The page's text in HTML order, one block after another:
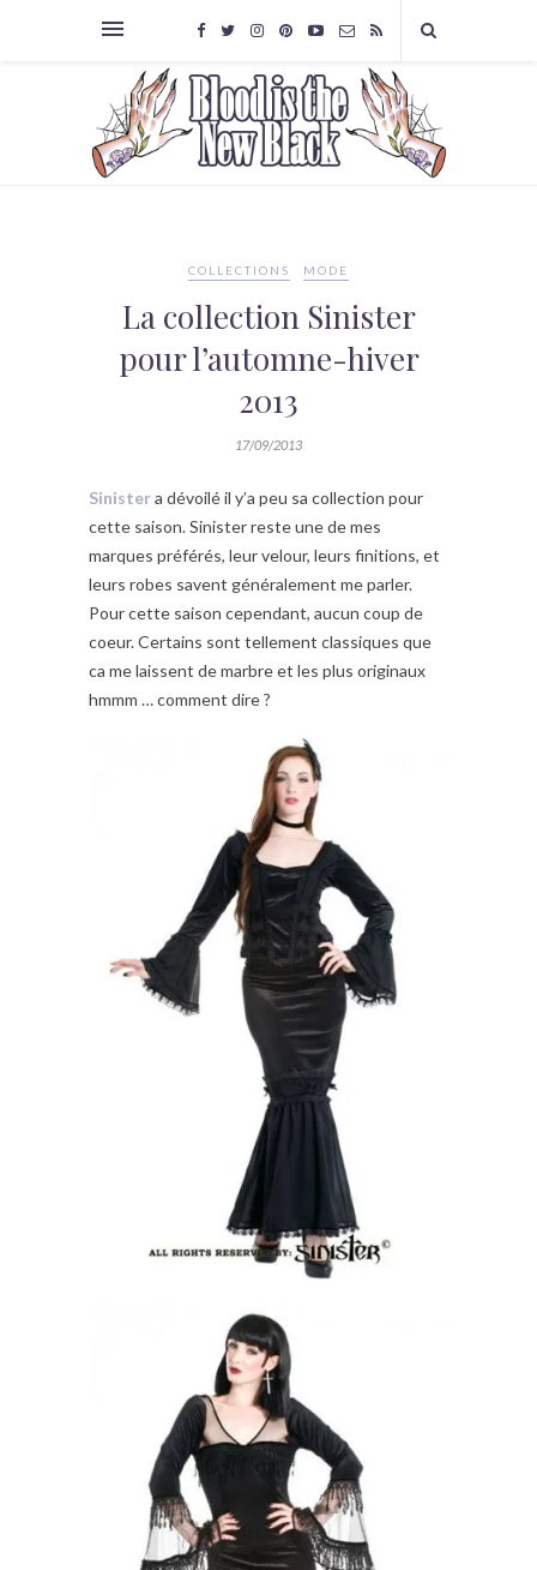
COLLECTIONS MODE
La collection Sinister
pour l’automne-hiver
2013
17/09/2013
Sinistera dévoilé il y’a peu sa collection pour
cette saison. Sinister reste une de mes
marques préférés, leur velour, leurs finitions, et
leurs robes savent généralement me parler.
Pour cette saison cependant, aucun coup de
coeur. Certains sont tellement classiques que
ca me laissent de marbre et les plus originaux
hmmm … comment dire ?